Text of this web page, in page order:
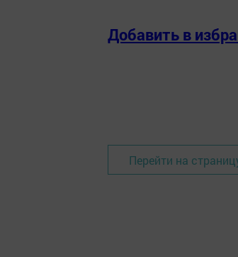
Добавить в
Перейти на